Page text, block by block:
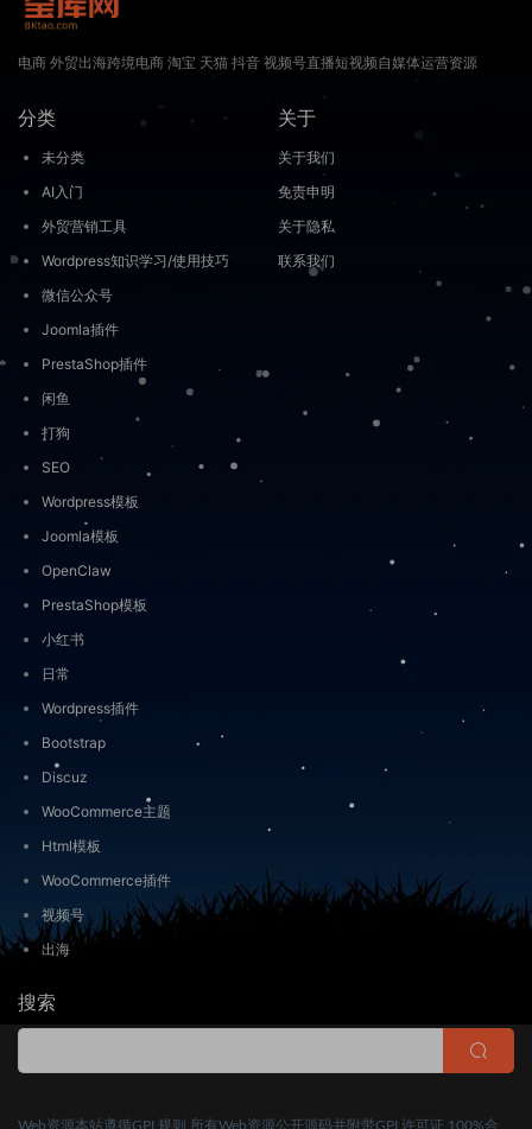
电商 外贸出海跨境电商 淘宝 天猫 抖音 视频号直播短视频自媒体运营资源
分类
未分类
AI入门
外贸营销工具
Wordpress知识学习/使用技巧
微信公众号
Joomla插件
PrestaShop插件
闲鱼
打狗
SEO
Wordpress模板
Joomla模板
OpenClaw
PrestaShop模板
小红书
日常
Wordpress插件
Bootstrap
Discuz
WooCommerce主题
Html模板
WooCommerce插件
视频号
出海
关于
关于我们
免责申明
关于隐私
联系我们
搜索
Web资源本站遵循GPL规则,所有Web资源公开源码并附带GPL许可证.100%合